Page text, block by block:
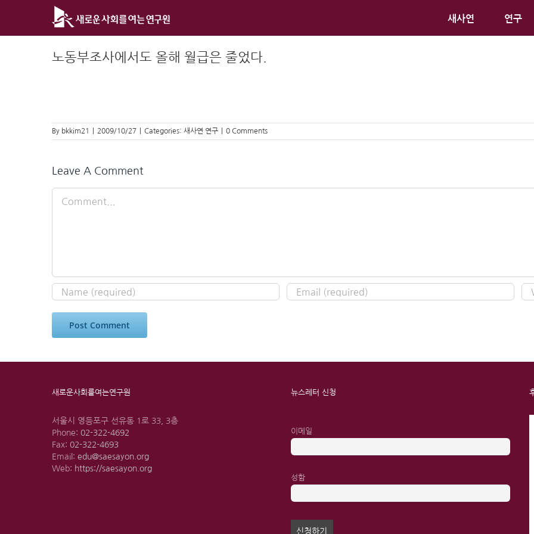
새사연 연구
노동부조사에서도 올해 월급은 줄었다.
By bkkim21 2009/10/27 Categories: 새사연 연구 0 Comments
Leave A Comment
새로운사회를여는연구원
서울시 영등포구 선유동 1로 33, 3층
Phone: 02-322-4692
Fax: 02-322-4693
Email: edu@saesayon.org
Web: https://saesayon.org
뉴스레터 신청
이메일
성함